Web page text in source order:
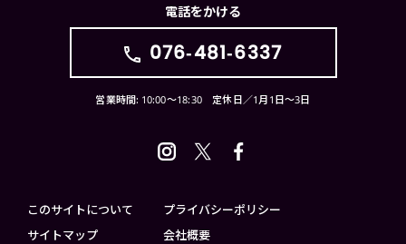
電話をかける
076-481-6337
営業時間: 10:00〜18:30 定休日／1月1日〜3日
このサイトについて
プライバシーポリシー
サイトマップ
会社概要